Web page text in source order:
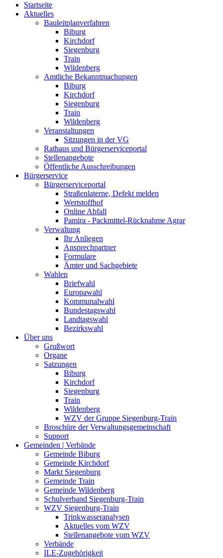
Startseite
Aktuelles
Bauleitplanverfahren
Biburg
Kirchdorf
Siegenburg
Train
Wildenberg
Amtliche Bekanntmachungen
Biburg
Kirchdorf
Siegenburg
Train
Wildenberg
Veranstaltungen
Sitzungen in der VG
Rathaus und Bürgerserviceportal
Stellenangebote
Öffentliche Ausschreibungen
Bürgerservice
Bürgerserviceportal
Straßenlaterne, Defekt melden
Wertstoffhof
Online Abfall
Pamira - Packmittel-Rücknahme Agrar
Verwaltung
Ihr Anliegen
Ansprechpartner
Formulare
Ämter und Sachgebiete
Wahlen
Briefwahl
Europawahl
Kommunalwahl
Bundestagswahl
Landtagswahl
Bezirkswahl
Über uns
Grußwort
Organe
Satzungen
Biburg
Kirchdorf
Siegenburg
Train
Wildenberg
WZV der Gruppe Siegenburg-Train
Broschüre der Verwaltungsgemeinschaft
Support
Gemeinden | Verbände
Gemeinde Biburg
Gemeinde Kirchdorf
Markt Siegenburg
Gemeinde Train
Gemeinde Wildenberg
Schulverband Siegenburg-Train
WZV Siegenburg-Train
Trinkwasseranalysen
Aktuelles vom WZV
Stellenangebote vom WZV
Verbände
ILE-Zugehörigkeit